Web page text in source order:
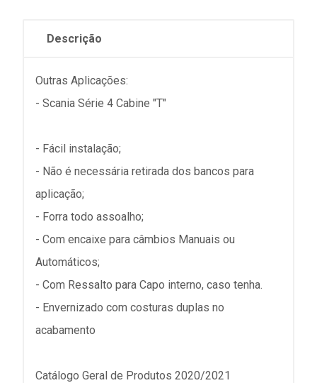
Descrição
Outras Aplicações:
- Scania Série 4 Cabine "T"
- Fácil instalação;
- Não é necessária retirada dos bancos para
aplicação;
- Forra todo assoalho;
- Com encaixe para câmbios Manuais ou
Automáticos;
- Com Ressalto para Capo interno, caso tenha.
- Envernizado com costuras duplas no
acabamento
Catálogo Geral de Produtos 2020/2021